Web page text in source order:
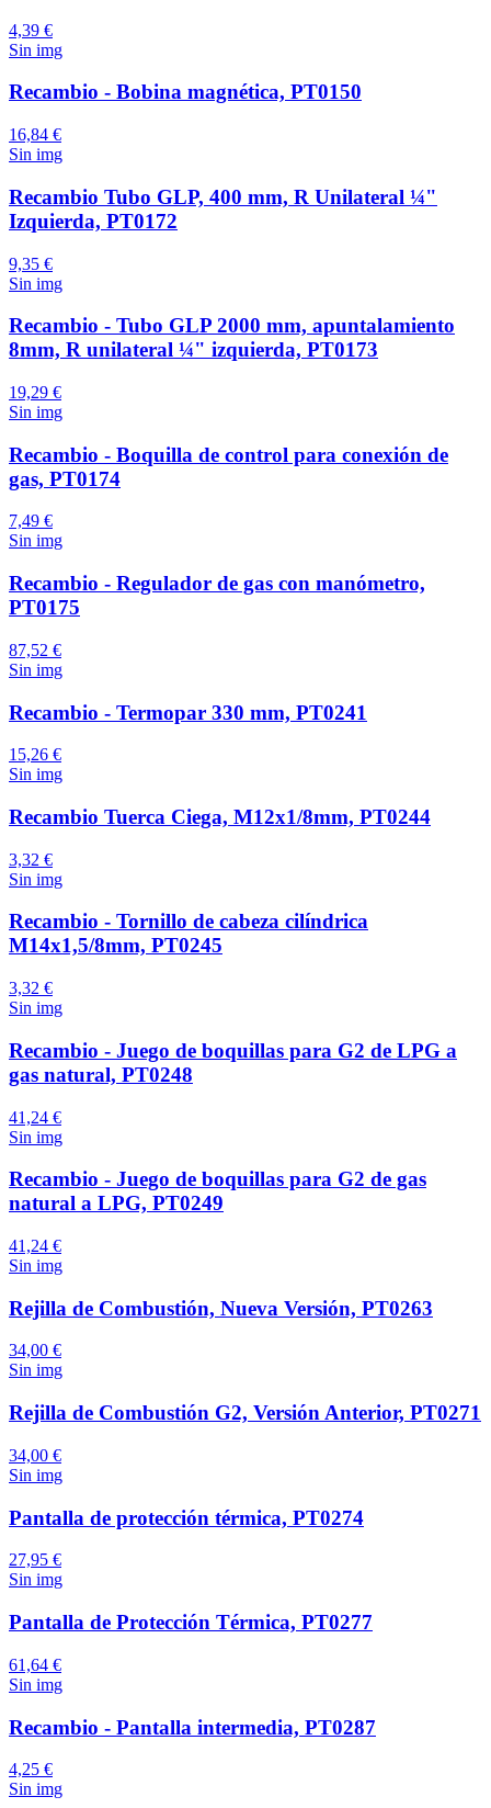
4,39 €
Sin img
Recambio - Bobina magnética, PT0150
16,84 €
Sin img
Recambio Tubo GLP, 400 mm, R Unilateral ¼"
Izquierda, PT0172
9,35 €
Sin img
Recambio - Tubo GLP 2000 mm, apuntalamiento
8mm, R unilateral ¼" izquierda, PT0173
19,29 €
Sin img
Recambio - Boquilla de control para conexión de
gas, PT0174
7,49 €
Sin img
Recambio - Regulador de gas con manómetro,
PT0175
87,52 €
Sin img
Recambio - Termopar 330 mm, PT0241
15,26 €
Sin img
Recambio Tuerca Ciega, M12x1/8mm, PT0244
3,32 €
Sin img
Recambio - Tornillo de cabeza cilíndrica
M14x1,5/8mm, PT0245
3,32 €
Sin img
Recambio - Juego de boquillas para G2 de LPG a
gas natural, PT0248
41,24 €
Sin img
Recambio - Juego de boquillas para G2 de gas
natural a LPG, PT0249
41,24 €
Sin img
Rejilla de Combustión, Nueva Versión, PT0263
34,00 €
Sin img
Rejilla de Combustión G2, Versión Anterior, PT0271
34,00 €
Sin img
Pantalla de protección térmica, PT0274
27,95 €
Sin img
Pantalla de Protección Térmica, PT0277
61,64 €
Sin img
Recambio - Pantalla intermedia, PT0287
4,25 €
Sin img